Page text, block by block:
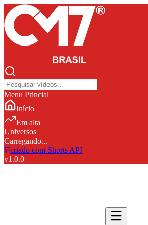
Menu Princial
Início
Em alta
Universos
Carregando...
criado com Shorts API
v1.0.0